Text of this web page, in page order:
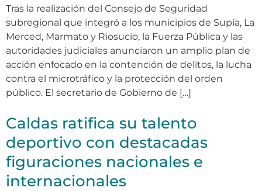
Tras la realización del Consejo de Seguridad
subregional que integró a los municipios de Supía, La
Merced, Marmato y Riosucio, la Fuerza Pública y las
autoridades judiciales anunciaron un amplio plan de
acción enfocado en la contención de delitos, la lucha
contra el microtráfico y la protección del orden
público. El secretario de Gobierno de […]
Caldas ratifica su talento
deportivo con destacadas
figuraciones nacionales e
internacionales